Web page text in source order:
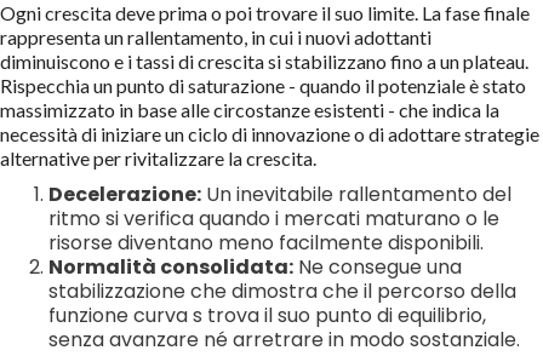
Ogni crescita deve prima o poi trovare il suo limite. La fase finale
rappresenta un rallentamento, in cui i nuovi adottanti
diminuiscono e i tassi di crescita si stabilizzano fino a un plateau.
Rispecchia un punto di saturazione - quando il potenziale è stato
massimizzato in base alle circostanze esistenti - che indica la
necessità di iniziare un ciclo di innovazione o di adottare strategie
alternative per rivitalizzare la crescita.
Decelerazione: Un inevitabile rallentamento del
ritmo si verifica quando i mercati maturano o le
risorse diventano meno facilmente disponibili.
Normalità consolidata: Ne consegue una
stabilizzazione che dimostra che il percorso della
funzione curva s trova il suo punto di equilibrio,
senza avanzare né arretrare in modo sostanziale.